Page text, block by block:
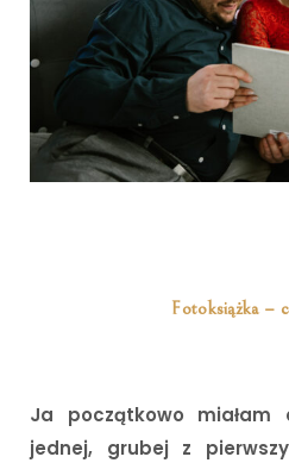
Fotoksiążka –
Ja początkowo miałam
jednej, grubej z